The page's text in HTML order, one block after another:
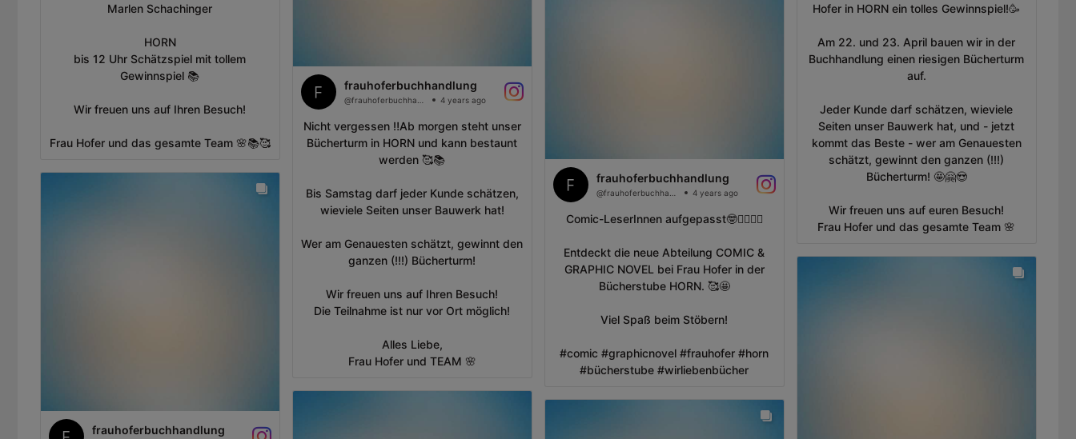
Marlen Schachinger
HORN
bis 12 Uhr Schätzspiel mit tollem
Gewinnspiel 📚
Wir freuen uns auf Ihren Besuch!
Frau Hofer und das gesamte Team 🌸📚🥰
frauhoferbuchhandlung
4 years ago
Nicht vergessen ‼️Ab morgen steht unser
Bücherturm in HORN und kann bestaunt
werden 🥰📚
Bis Samstag darf jeder Kunde schätzen,
wieviele Seiten unser Bauwerk hat!
Wer am Genauesten schätzt, gewinnt den
ganzen (!!!) Bücherturm!
Wir freuen uns auf Ihren Besuch!
Die Teilnahme ist nur vor Ort möglich!
Alles Liebe,
Frau Hofer und TEAM 🌸
Hofer in HORN ein tolles Gewinnspiel!🥳
Am 22. und 23. April bauen wir in der
Buchhandlung einen riesigen Bücherturm
auf.
Jeder Kunde darf schätzen, wieviele
Seiten unser Bauwerk hat, und - jetzt
kommt das Beste - wer am Genauesten
schätzt, gewinnt den ganzen (!!!)
Bücherturm! 🤩🤗😍
Wir freuen uns auf euren Besuch!
Frau Hofer und das gesamte Team 🌸
frauhoferbuchhandlung
frauhoferbuchhandlung
4 years ago
Comic-LeserInnen aufgepasst🤓🦸‍♂️🦸‍♀️
Entdeckt die neue Abteilung COMIC &
GRAPHIC NOVEL bei Frau Hofer in der
Bücherstube HORN. 🥰🤩
Viel Spaß beim Stöbern!
#comic #graphicnovel #frauhofer #horn
#bücherstube #wirliebenbücher